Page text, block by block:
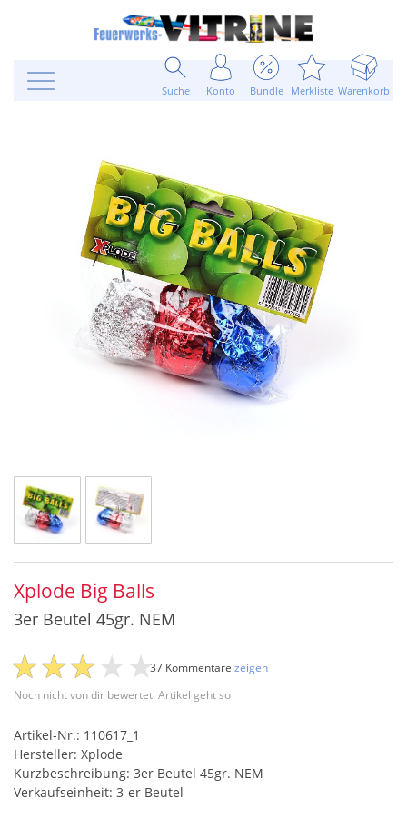
Suche Konto Bundle Merkliste Warenkorb
Xplode Big Balls
3er Beutel 45gr. NEM
Noch nicht von dir bewertet: Artikel geht so
37 Kommentare zeigen
Artikel-Nr.: 110617_1
Hersteller: Xplode
Kurzbeschreibung: 3er Beutel 45gr. NEM
Verkaufseinheit: 3-er Beutel